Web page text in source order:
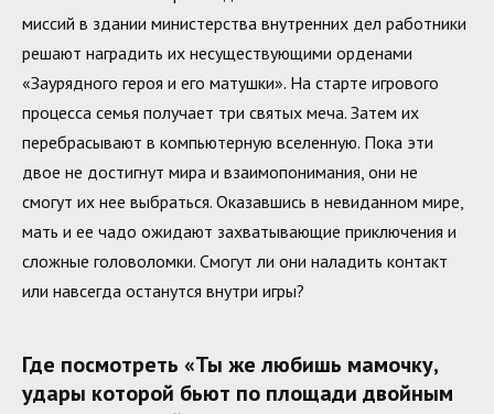
миссий в здании министерства внутренних дел работники
решают наградить их несуществующими орденами
«Заурядного героя и его матушки». На старте игрового
процесса семья получает три святых меча. Затем их
перебрасывают в компьютерную вселенную. Пока эти
двое не достигнут мира и взаимопонимания, они не
смогут их нее выбраться. Оказавшись в невиданном мире,
мать и ее чадо ожидают захватывающие приключения и
сложные головоломки. Смогут ли они наладить контакт
или навсегда останутся внутри игры?
Где посмотреть «Ты же любишь мамочку,
удары которой бьют по площади двойным